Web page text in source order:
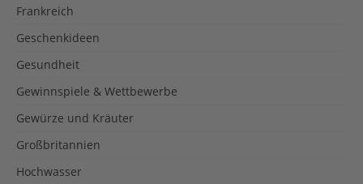
Frankreich
Geschenkideen
Gesundheit
Gewinnspiele & Wettbewerbe
Gewürze und Kräuter
Großbritannien
Hochwasser